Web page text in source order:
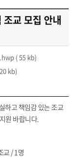
학과사진첩
동아리
교우소식
교 모집 안내
( 55 kb)
kb)
하고 책임감 있는 조교
원 바랍니다.
교 / 1명